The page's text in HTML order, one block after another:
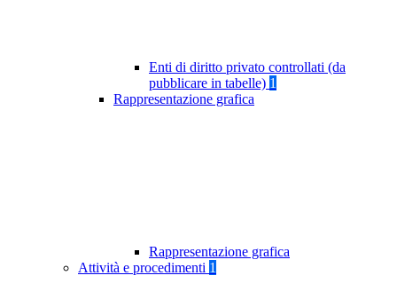
Enti di diritto privato controllati (da
pubblicare in tabelle) 1
Rappresentazione grafica
Rappresentazione grafica
Attività e procedimenti 1